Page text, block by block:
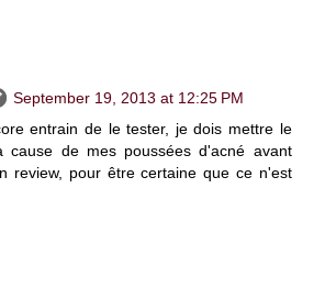
September 19, 2013 at 12:25 PM
entrain de le tester, je dois mettre le
cause de mes poussées d'acné avant
review, pour être certaine que ce n'est